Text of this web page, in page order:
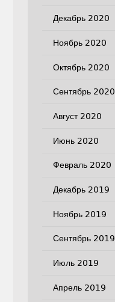
Декабрь 2020
Ноябрь 2020
Октябрь 2020
Сентябрь 2020
Август 2020
Июнь 2020
Февраль 2020
Декабрь 2019
Ноябрь 2019
Сентябрь 2019
Июль 2019
Апрель 2019